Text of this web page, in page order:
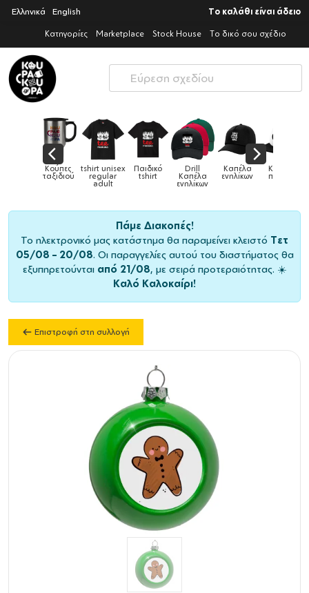
Ελληνικά English Το καλάθι είναι άδειο
Κατηγορίες Marketplace Stock House Το δικό σου σχέδιο
Κούπες
ταξιδιού
tshirt unisex
regular
adult
Παιδικό
tshirt
Drill
Καπέλα
ενηλίκων
Καπέλα
ενηλίκων
Καπέλα
παιδικά
Πάμε Διακοπές!
Το ηλεκτρονικό μας κατάστημα θα παραμείνει κλειστό Τετ
05/08 – 20/08. Οι παραγγελίες αυτού του διαστήματος θα
εξυπηρετούνται από 21/08, με σειρά προτεραιότητας. ☀️
Καλό Καλοκαίρι!
Επιστροφή στη συλλογή